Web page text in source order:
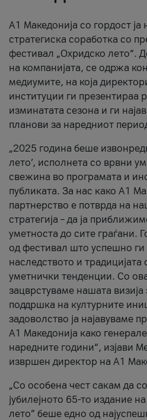
A1 Македонија со гордост ја
стратегиска соработка со
фестивал „Охридско лето“.
на компанијата, се одржа
медиумите, на која
институции ги презентираа
изминатата сезона и ги
планови за наредниот
„2025 година беше
лето’, исполнета со врвни
свежина во програмата и
публиката. За нас како A1
партнерство е потврда на
стратегија – да ја
уметноста до сите граѓани.
од фестивал што успешно
наследството и
уметнички тенденции. Со
зацврстуваме нашата
поддршка на културните
задоволство ја најавуваме
A1 Македонија како
наредните години“, изјави
извршен директор на A1
„Со особена чест сакам да
јубилејното 65-то издание
лето” беше едно од